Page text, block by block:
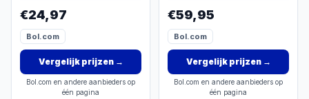
Massage Muscle Fascia
Release Ball
€24,97
Bol.com
Vergelijk prijzen→
Bol.com en andere aanbieders op
één pagina
€59,95
Bol.com
Vergelijk prijzen→
Bol.com en andere aanbieders op
één pagina